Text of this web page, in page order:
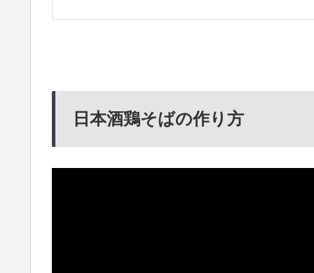
日本酒鶏そばの作り方